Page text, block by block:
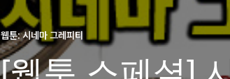
웹툰: 시네마 그레피티